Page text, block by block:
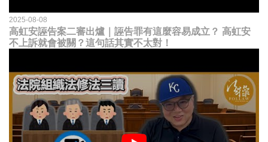
2025-08-08
高虹安誣告案二審出爐｜誣告罪有這麼容易成立？ 高虹安
不上訴就會被關？這句話其實不太對！